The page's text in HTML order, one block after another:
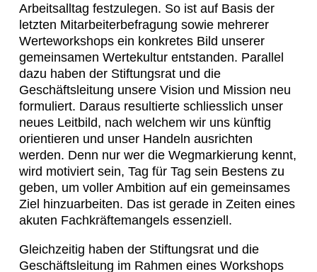
Arbeitsalltag festzulegen. So ist auf Basis der
letzten Mitarbeiterbefragung sowie mehrerer
Werteworkshops ein konkretes Bild unserer
gemeinsamen Wertekultur entstanden. Parallel
dazu haben der Stiftungsrat und die
Geschäftsleitung unsere Vision und Mission neu
formuliert. Daraus resultierte schliesslich unser
neues Leitbild, nach welchem wir uns künftig
orientieren und unser Handeln ausrichten
werden. Denn nur wer die Wegmarkierung kennt,
wird motiviert sein, Tag für Tag sein Bestens zu
geben, um voller Ambition auf ein gemeinsames
Ziel hinzuarbeiten. Das ist gerade in Zeiten eines
akuten Fachkräftemangels essenziell.
Gleichzeitig haben der Stiftungsrat und die
Geschäftsleitung im Rahmen eines Workshops